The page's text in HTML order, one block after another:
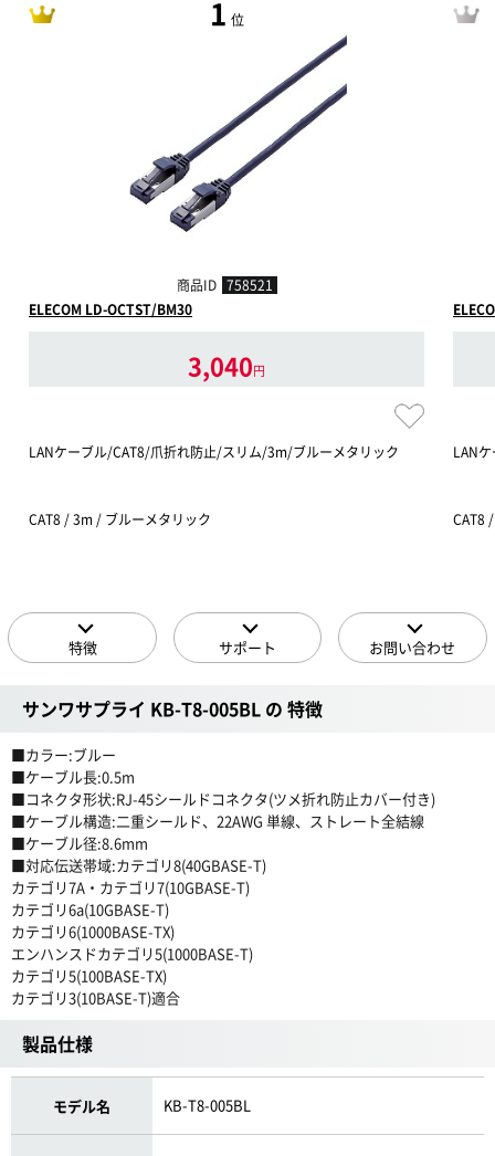
1 位
商品ID 758521
ELECOM LD-OCTST/BM30
3,040円
LANケーブル/CAT8/爪折れ防止/スリム/3m/ブルーメタリック
CAT8 / 3m / ブルーメタリック
LAN
CAT8
特徴 サポート お問い合わせ
サンワサプライ KB-T8-005BL の 特徴
■カラー:ブルー
■ケーブル長:0.5m
■コネクタ形状:RJ-45シールドコネクタ(ツメ折れ防止カバー付き)
■ケーブル構造:二重シールド、22AWG 単線、ストレート全結線
■ケーブル径:8.6mm
■対応伝送帯域:カテゴリ8(40GBASE-T)
カテゴリ7A・カテゴリ7(10GBASE-T)
カテゴリ6a(10GBASE-T)
カテゴリ6(1000BASE-TX)
エンハンスドカテゴリ5(1000BASE-T)
カテゴリ5(100BASE-TX)
カテゴリ3(10BASE-T)適合
製品仕様
モデル名 KB-T8-005BL